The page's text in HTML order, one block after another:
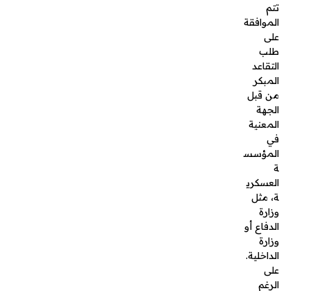
الشروط،
إلا أن القرار
النهائي
يكون بيد
القيادة
العسكرية
التي تراجع
كافة
العوامل
قبل
الموافقة
على
التقاعد.
هذه هي
أبرز
شروط
التقاعد